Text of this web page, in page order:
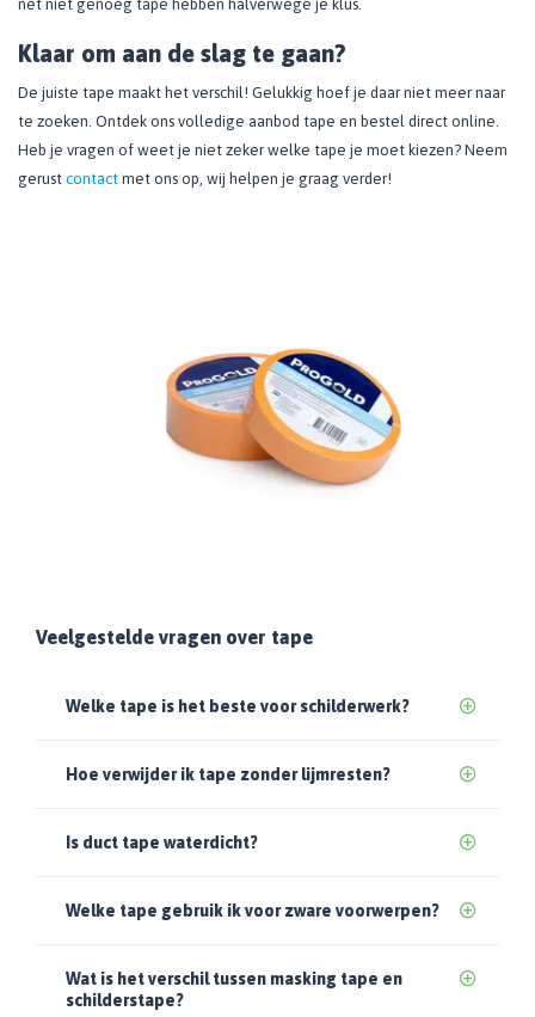
net niet genoeg tape hebben halverwege je klus.
Klaar om aan de slag te gaan?
De juiste tape maakt het verschil! Gelukkig hoef je daar niet meer naar
te zoeken. Ontdek ons volledige aanbod tape en bestel direct online.
Heb je vragen of weet je niet zeker welke tape je moet kiezen? Neem
gerust contact met ons op, wij helpen je graag verder!
Veelgestelde vragen over tape
Welke tape is het beste voor schilderwerk?
Hoe verwijder ik tape zonder lijmresten?
Is duct tape waterdicht?
Welke tape gebruik ik voor zware voorwerpen?
Wat is het verschil tussen masking tape en
schilderstape?